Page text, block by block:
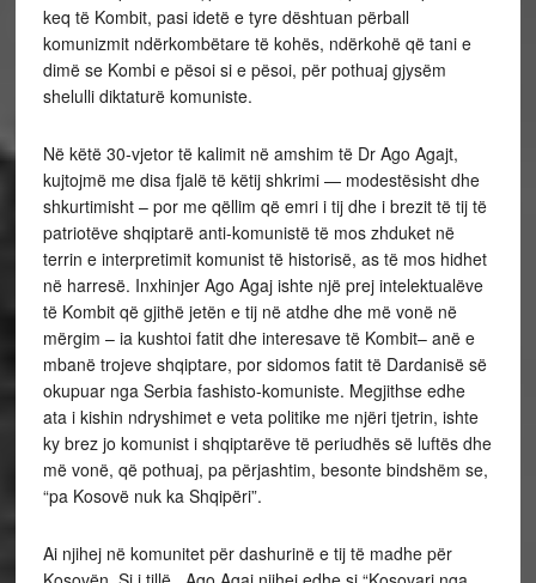
keq të Kombit, pasi idetë e tyre dështuan përball
komunizmit ndërkombëtare të kohës, ndërkohë që tani e
dimë se Kombi e pësoi si e pësoi, për pothuaj gjysëm
shelulli diktaturë komuniste.
Në këtë 30-vjetor të kalimit në amshim të Dr Ago Agajt,
kujtojmë me disa fjalë të këtij shkrimi — modestësisht dhe
shkurtimisht – por me qëllim që emri i tij dhe i brezit të tij të
patriotëve shqiptarë anti-komunistë të mos zhduket në
terrin e interpretimit komunist të historisë, as të mos hidhet
në harresë. Inxhinjer Ago Agaj ishte një prej intelektualëve
të Kombit që gjithë jetën e tij në atdhe dhe më vonë në
mërgim – ia kushtoi fatit dhe interesave të Kombit– anë e
mbanë trojeve shqiptare, por sidomos fatit të Dardanisë së
okupuar nga Serbia fashisto-komuniste. Megjithse edhe
ata i kishin ndryshimet e veta politike me njëri tjetrin, ishte
ky brez jo komunist i shqiptarëve të periudhës së luftës dhe
më vonë, që pothuaj, pa përjashtim, besonte bindshëm se,
“pa Kosovë nuk ka Shqipëri”.
Ai njihej në komunitet për dashurinë e tij të madhe për